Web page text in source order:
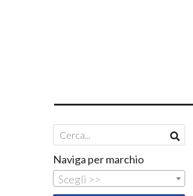
Naviga per marchio
Scegli >>